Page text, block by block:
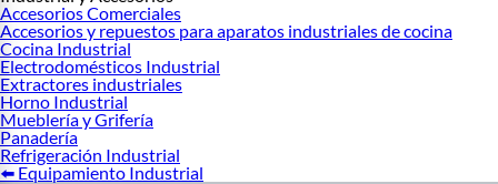
Accesorios Comerciales
Accesorios y repuestos para aparatos industriales de cocina
Cocina Industrial
Electrodomésticos Industrial
Extractores industriales
Horno Industrial
Mueblería y Grifería
Panadería
Refrigeración Industrial
⬅️ Equipamiento Industrial